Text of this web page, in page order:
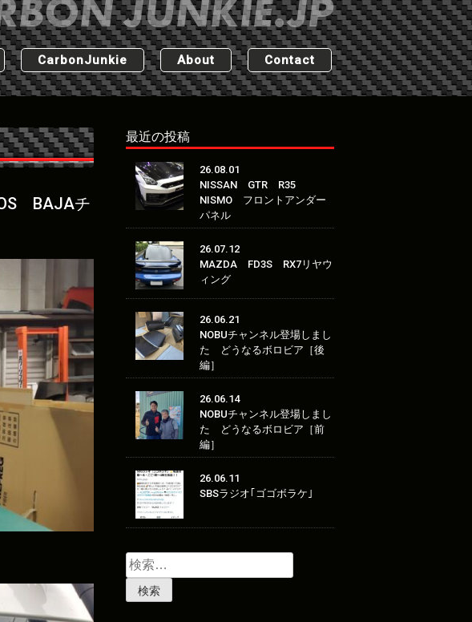
CarbonJunkie About Contact
BAJAチ
最近の投稿
26.08.01
NISSAN GTR R35
NISMO フロントアンダー
パネル
26.07.12
MAZDA FD3S RX7リヤウ
ィング
26.06.21
NOBUチャンネル登場しまし
た どうなるボロビア［後
編］
26.06.14
NOBUチャンネル登場しまし
た どうなるボロビア［前
編］
26.06.11
SBSラジオ｢ゴゴボラケ｣
検
索: